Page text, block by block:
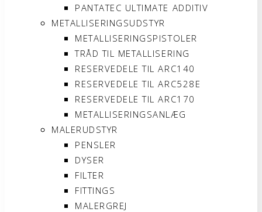
PANTATEC ULTIMATE ADDITIV
METALLISERINGSUDSTYR
METALLISERINGSPISTOLER
TRÅD TIL METALLISERING
RESERVEDELE TIL ARC140
RESERVEDELE TIL ARC528E
RESERVEDELE TIL ARC170
METALLISERINGSANLÆG
MALERUDSTYR
PENSLER
DYSER
FILTER
FITTINGS
MALERGREJ